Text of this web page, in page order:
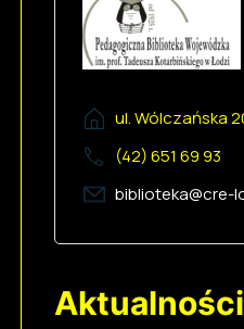
ul. Wólczańska
(42) 651 69 93
biblioteka@cre-
Aktualności